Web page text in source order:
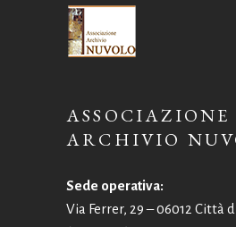
ASSOCIAZIONE
ARCHIVIO
Sede operativa:
Via Ferrer, 29 – 06012 Città